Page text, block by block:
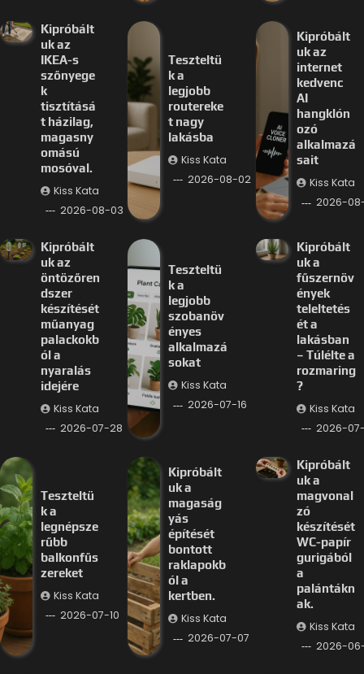
Kipróbált
uk az
IKEA-s
szőnyege
k
tisztításá
t házilag,
magasny
omású
mosóval.
Kiss Kata
2026-08-03
Teszteltü
k a
legjobb
routereke
t nagy
lakásba
Kiss Kata
2026-08-02
Kipróbált
uk az
internet
kedvenc
AI
hangklón
ozó
alkalmazá
sait
Kiss Kata
2026-
Kipróbált
uk az
öntözőren
dszer
készítését
műanyag
palackokb
ól a
nyaralás
idejére
Kiss Kata
2026-07-28
Teszteltü
k a
legjobb
szobanöv
ényes
alkalmazá
sokat
Kiss Kata
2026-07-16
Kipróbált
uk a
fűszernöv
ények
teleltetés
ét a
lakásban
– Túlélte a
rozmaring
?
Kiss Kata
2026-
Teszteltü
k a
legnépsze
rűbb
balkonfűs
zereket
Kiss Kata
2026-07-10
Kipróbált
uk a
magaság
yás
építését
bontott
raklapokb
ól a
kertben.
Kiss Kata
2026-07-07
Kipróbált
uk a
magvonal
zó
készítését
WC-papír
gurigából
a
palántákn
ak.
Kiss Kata
2026-